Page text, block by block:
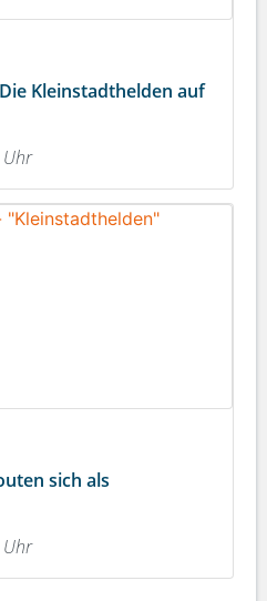
Kleinstadthelden auf
sich als